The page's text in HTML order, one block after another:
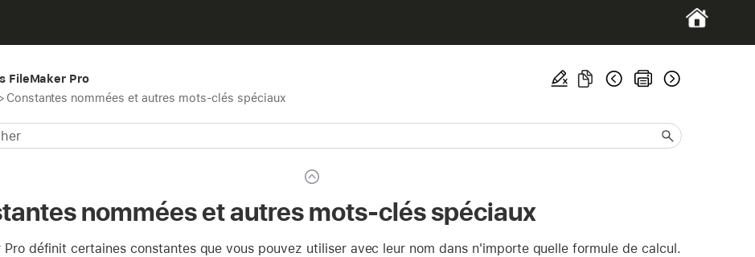
FileMaker Pro
Constantes nommées et autres mots-clés spéciaux
nommées et autres mots-clés spéciaux
Pro définit certaines constantes que vous pouvez utiliser avec leur nom dans n'importe quelle formule de calcul.